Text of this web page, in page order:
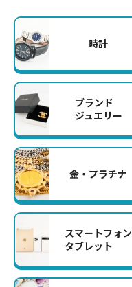
時計
ブランド
ジュエリー
金・プラチナ
スマートフォン
タブレット